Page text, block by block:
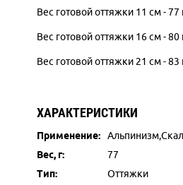
Вес готовой оттяжки 11 см - 77
Вес готовой оттяжки 16 см - 80
Вес готовой оттяжки 21 см - 83
ХАРАКТЕРИСТИКИ
Применение:
Вес, г:
77
Тип:
Оттяжки